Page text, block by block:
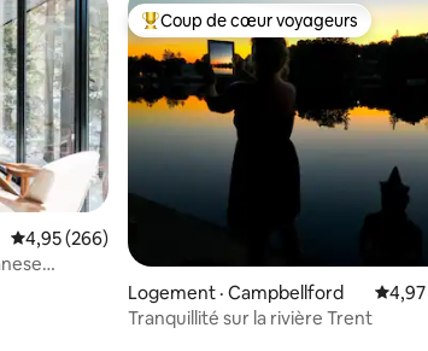
Note moyenne de 4,95 sur 5, 266 commentaires
4,95 (266)
Coup de cœur voyageurs parmi les
Coup de cœur voyageurs
Logement · Campbellford Note
Tranquillité sur la rivière Trent